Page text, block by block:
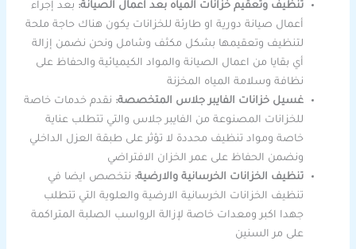
تنظيف وتعقيم خزانات المياه بعد اعمال الصيانة: بعد إجراء
أعمال صيانة دورية او طارئة للخزانات يكون هناك حاجة ملحة
لتنظيف وتعقيمها بشكل مكثف وشامل ونحن نضمن إزالة
أي بقايا من اعمال الصيانة والمواد الكيميائية والحفاظ على
نظافة وسلامة المياه المخزنة
غسيل خزانات الفايبر جلاس المتخصصة: نقدم خدمات خاصة
للخزانات المصنوعة من الفايبر جلاس والتي تتطلب عناية
خاصة ومواد تنظيف محددة لا تؤثر على طبقة العزل الداخلي
ونضمن الحفاظ على عمر الخزان الافتراضي
تنظيف الخزانات الخرسانية والارضية: نتخصص ايضا في
تنظيف الخزانات الخرسانية الارضية والعلوية التي تتطلب
جهدا اكبر ومعدات خاصة لإزالة الرواسب الصلبة المتراكمة
على مر السنين